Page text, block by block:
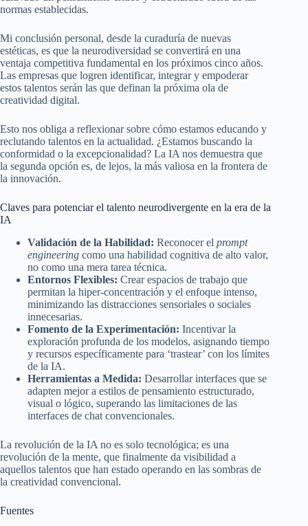
normas establecidas.
Mi conclusión personal, desde la curaduría de nuevas
estéticas, es que la neurodiversidad se convertirá en una
ventaja competitiva fundamental en los próximos cinco años.
Las empresas que logren identificar, integrar y empoderar
estos talentos serán las que definan la próxima ola de
creatividad digital.
Esto nos obliga a reflexionar sobre cómo estamos educando y
reclutando talentos en la actualidad. ¿Estamos buscando la
conformidad o la excepcionalidad? La IA nos demuestra que
la segunda opción es, de lejos, la más valiosa en la frontera de
la innovación.
Claves para potenciar el talento neurodivergente en la era de la
IA
Validación de la Habilidad: Reconocer el prompt
engineering como una habilidad cognitiva de alto valor,
no como una mera tarea técnica.
Entornos Flexibles: Crear espacios de trabajo que
permitan la hiper-concentración y el enfoque intenso,
minimizando las distracciones sensoriales o sociales
innecesarias.
Fomento de la Experimentación: Incentivar la
exploración profunda de los modelos, asignando tiempo
y recursos específicamente para ‘trastear’ con los límites
de la IA.
Herramientas a Medida: Desarrollar interfaces que se
adapten mejor a estilos de pensamiento estructurado,
visual o lógico, superando las limitaciones de las
interfaces de chat convencionales.
La revolución de la IA no es solo tecnológica; es una
revolución de la mente, que finalmente da visibilidad a
aquellos talentos que han estado operando en las sombras de
la creatividad convencional.
Fuentes